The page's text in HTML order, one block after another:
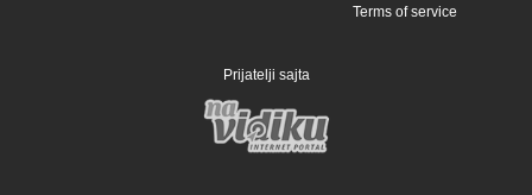
Terms of service
Prijatelji sajta